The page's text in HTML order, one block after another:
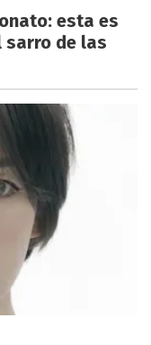
esta es
sarro de las